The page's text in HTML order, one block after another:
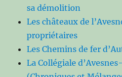
sa démolition
Les châteaux de
propriétaires
Les Chemins de fer
La Collégiale